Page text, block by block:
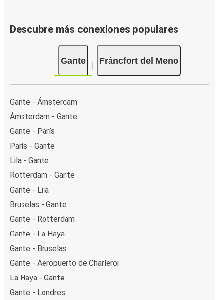
Descubre más conexiones populares
Gante Fráncfort del Meno
Gante - Ámsterdam
Ámsterdam - Gante
Gante - París
París - Gante
Lila - Gante
Rotterdam - Gante
Gante - Lila
Bruselas - Gante
Gante - Rotterdam
Gante - La Haya
Gante - Bruselas
Gante - Aeropuerto de Charleroi
La Haya - Gante
Gante - Londres